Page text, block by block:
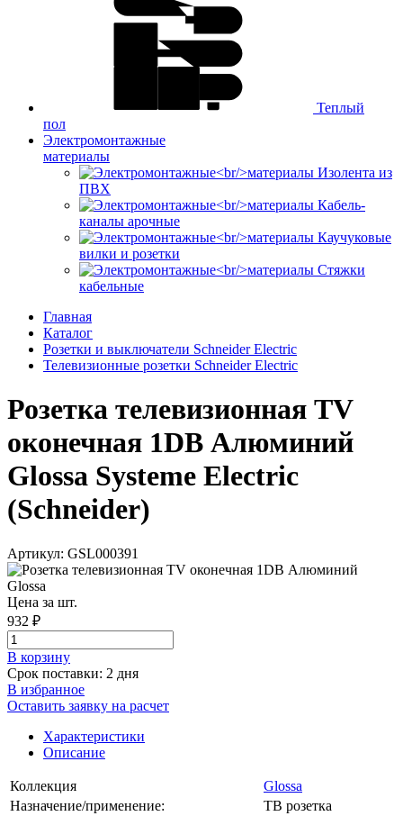
Теплый
пол
Электромонтажные
материалы
Изолента из
ПВХ
Кабель-
каналы арочные
Каучуковые
вилки и розетки
Стяжки
кабельные
Главная
Каталог
Розетки и выключатели Schneider Electric
Телевизионные розетки Schneider Electric
Розетка телевизионная TV
оконечная 1DB Алюминий
Glossa Systeme Electric
(Schneider)
Артикул: GSL000391
Цена за шт.
932 ₽
В корзинy
Срок поставки: 2 дня
В избранное
Оставить заявку на расчет
Характеристики
Описание
Коллекция
Glossa
Назначение/применение:
ТВ розетка